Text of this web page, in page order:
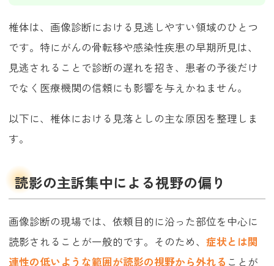
椎体は、画像診断における見逃しやすい領域のひとつ
です。特にがんの骨転移や感染性疾患の早期所見は、
見逃されることで診断の遅れを招き、患者の予後だけ
でなく医療機関の信頼にも影響を与えかねません。
以下に、椎体における見落としの主な原因を整理しま
す。
読影の主訴集中による視野の偏り
画像診断の現場では、依頼目的に沿った部位を中心に
読影されることが一般的です。そのため、症状とは関
連性の低いような範囲が読影の視野から外れる ことが